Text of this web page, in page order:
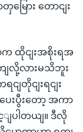
ြေား တောငျး
က ထိုငျးအစိုးရအ
လို့လားမသိဘူး
ျတိုငျးရငျး
ေးပွီးတော့ အကာ
ျပါတယျ။ ဒီလို